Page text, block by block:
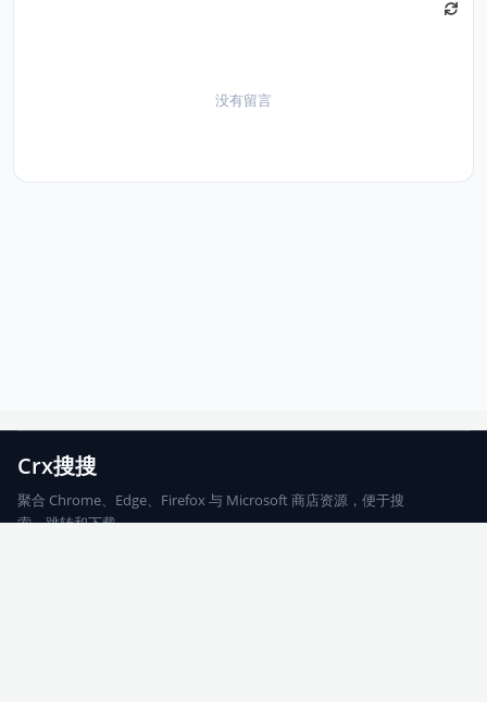
没有留言
Crx搜搜
聚合 Chrome、Edge、Firefox 与 Microsoft 商店资源，便于搜
索、跳转和下载。